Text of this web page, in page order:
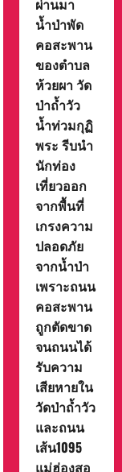
ผ่านมา
น้ำป่าพัด
คอสะพาน
ของตำบล
ห้วยผา วัด
ป่าถ้ำวัว
น้ำท่วมกุฏิ
พระ รีบนำ
นักท่อง
เที่ยวออก
จากพื้นที่
เกรงความ
ปลอดภัย
จากน้ำป่า
เพราะถนน
คอสะพาน
ถูกตัดขาด
จนถนนได้
รับความ
เสียหายใน
วัดป่าถ้ำวัว
และถนน
เส้น1095
แม่ฮ่องสอ